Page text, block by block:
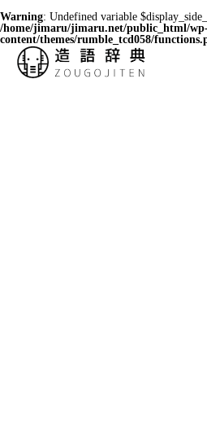
Warning: Undefined variable
/home/jimaru/jimaru.net/public_html/
content/themes/rumble_tcd058/